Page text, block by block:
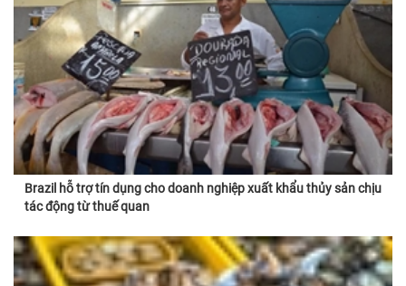
Brazil hỗ trợ tín dụng cho doanh nghiệp xuất khẩu thủy sản chịu
tác động từ thuế quan